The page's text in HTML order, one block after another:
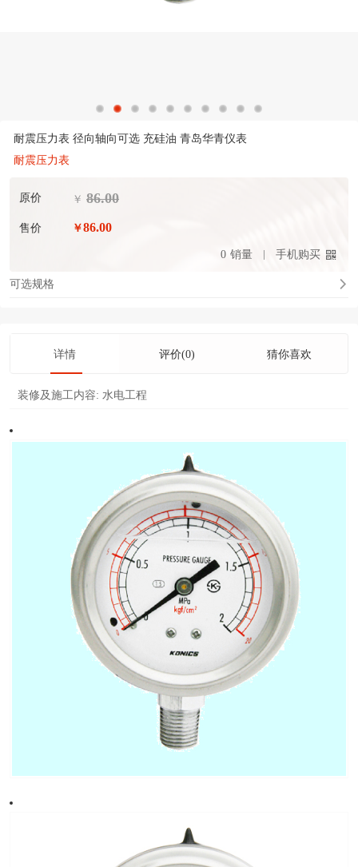
耐震压力表 径向轴向可选 充硅油 青岛华青仪表
耐震压力表
原价 ￥ 86.00
售价 ￥86.00
0 销量 手机购买
可选规格
详情 评价(0) 猜你喜欢
装修及施工内容: 水电工程